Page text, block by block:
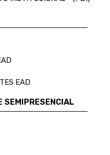
EAD
SEMIPRESENCIAL